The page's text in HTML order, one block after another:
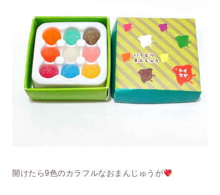
開けたら9色のカラフルなおまんじゅうが